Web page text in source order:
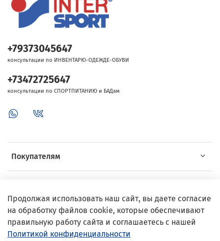
Покупателям
Выгодные предложения
+79373045647
консультации по ИНВЕНТАРЮ-ОДЕЖДЕ-ОБУВИ
+73472725647
консультации по СПОРТПИТАНИЮ и БАДам
Продолжая использовать наш сайт, вы даете согласие
на обработку файлов cookie, которые обеспечивают
правильную работу сайта и соглашаетесь с нашей
Политикой конфиденциальности